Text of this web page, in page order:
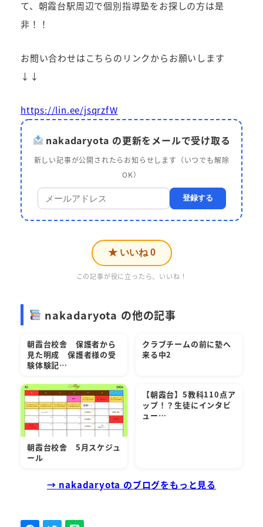
て、朝霞台駅周辺で個別指導塾をお探しの方は是
非！！
お問い合わせはこちらのリンクからお願いします
↓↓
https://lin.ee/jsqrzfW
nakadaryota の更新をメールで受け取る
新しい記事が公開されたらお知らせします（いつでも解除
OK）
登録する
★ いいね 0
この記事が役に立ったら、いいね！
nakadaryota の他の記事
朝霞台校舎 保護者から
見た明成 保護者様の受
験体験記…
クラブチームの前に塾へ
来る中2
朝霞台校舎 5月スケジュ
ール
【朝霞台】5教科110点ア
ップ！？生徒にインタビ
ュー…
→ nakadaryota のブログをもっと見る